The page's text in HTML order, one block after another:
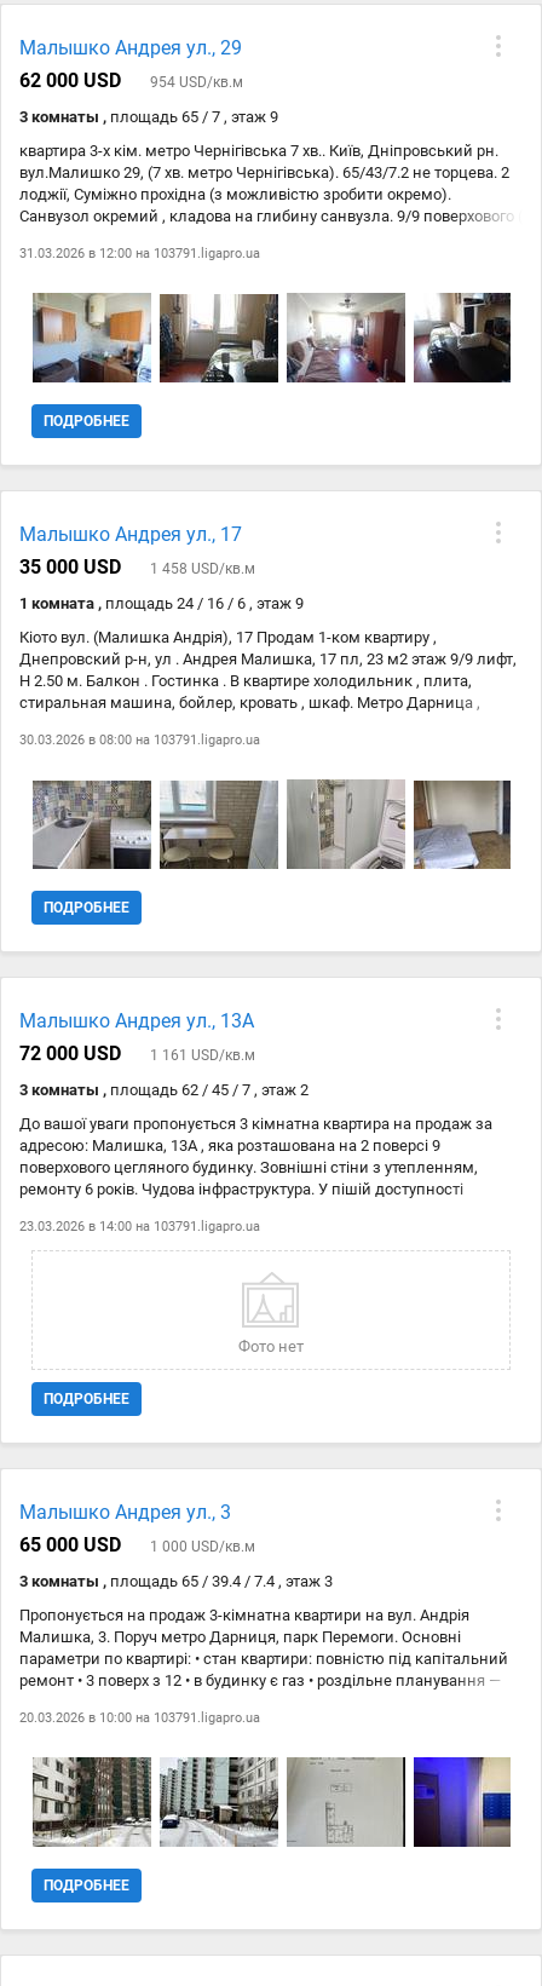
Малышко Андрея ул., 29
62 000 USD
954 USD/кв.м
3 комнаты , площадь 65 / 7 , этаж 9
квартира 3-х кім. метро Чернігівська 7 хв.. Київ, Дніпровський рн.
вул.Малишко 29, (7 хв. метро Чернігівська). 65/43/7.2 не торцева. 2
лоджії, Суміжно прохідна (з можливістю зробити окремо).
Санвузол окремий , кладова на глибину санвузла. 9/9 поверхового (
світлими вікнами, видова , двостороння. Вікна , балконні блоки
Спокійні сусіди. Розвинена інфроструктура ( школа, д.садок поруч) .
Первинні документи, без опікунської. Комісію агенства 5% сплачує
покупець.
31.03.2026 в 12:00 на 103791.ligapro.ua
ПОДРОБНЕЕ
Малышко Андрея ул., 17
35 000 USD
1 458 USD/кв.м
1 комната , площадь 24 / 16 / 6 , этаж 9
Кіото вул. (Малишка Андрія), 17 Продам 1-ком квартиру ,
Днепровский р-н, ул . Андрея Малишка, 17 пл, 23 м2 этаж 9/9 лифт,
Н 2.50 м. Балкон . Гостинка . В квартире холодильник , плита,
стиральная машина, бойлер, кровать , шкаф. Метро Дарница ,
жизни! Парк Андрія Малишко, Парк Попудренко, Парк Кіото, Парк
рынок Дарынок. Комиссию агенства 5% оплачивает покупатель.
Роздільне Хороший стан
30.03.2026 в 08:00 на 103791.ligapro.ua
ПОДРОБНЕЕ
Малышко Андрея ул., 13А
72 000 USD
1 161 USD/кв.м
3 комнаты , площадь 62 / 45 / 7 , этаж 2
До вашої уваги пропонується 3 кімнатна квартира на продаж за
адресою: Малишка, 13А , яка розташована на 2 поверсі 9
поверхового цегляного будинку. Зовнішні стіни з утепленням,
ремонту 6 років. Чудова інфраструктура. У пішій доступності
магазинів, школи, дитячі садки, поліклініка, та інше. Тихий та
затишний двір, дружелюбні сусіди, поруч місця для відпочинку та
паркування. Зручна транспортна розвязка – 20 хвилин до центру
міста, метро, громадський транспорт. Комісію агенства 5% сплачує
покупець. Чеський проект 1972 рік побудови
23.03.2026 в 14:00 на 103791.ligapro.ua
Фото нет
ПОДРОБНЕЕ
Малышко Андрея ул., 3
65 000 USD
1 000 USD/кв.м
3 комнаты , площадь 65 / 39.4 / 7.4 , этаж 3
Пропонується на продаж 3-кімнатна квартири на вул. Андрія
Малишка, 3. Поруч метро Дарниця, парк Перемоги. Основні
параметри по квартирі: • стан квартири: повністю під капітальний
ремонт • 3 поверх з 12 • в будинку є газ • роздільне планування —
лічильник на світло, водичку (повірка 2025року) Парадне в гарному
інфраструктура і транспортна розвязка. До метро Дарниця 3-5
хвилин пішки. Поруч парк Перемоги, парк Андрія Малишка, парк
Попудренка, лісопарк Берізка, мотузковий парк, ковзанка, тенісні
корти, баскетбольна площадка. Є школи, дитячі садочки,
супермаркети, ТРЦ Дитячий світ, Океанаріум та інше. Комісію
агенства 3% сплачує покупець. Панельна Спец. проект Роздільне
20.03.2026 в 10:00 на 103791.ligapro.ua
ПОДРОБНЕЕ